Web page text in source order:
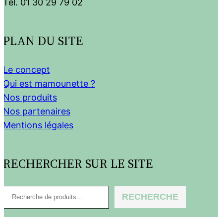
Tél. 01 30 29 79 02
PLAN DU SITE
Le concept
Qui est mamounette ?
Nos produits
Nos partenaires
Mentions légales
RECHERCHER SUR LE SITE
e
RECHERCHE